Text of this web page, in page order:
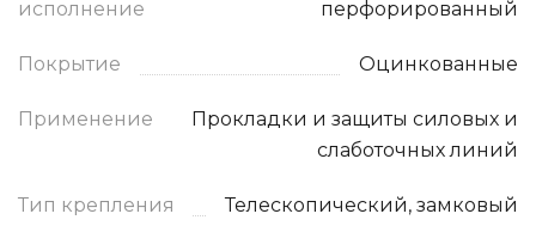
исполнение перфорированный
Покрытие Оцинкованные
Применение
Прокладки и защиты силовых и
слаботочных линий
Тип крепления Телескопический, замковый